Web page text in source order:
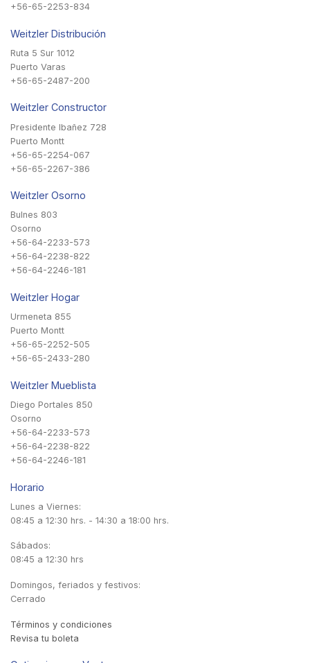
+56-65-2253-834
Weitzler Distribución
Ruta 5 Sur 1012
Puerto Varas
+56-65-2487-200
Weitzler Constructor
Presidente Ibañez 728
Puerto Montt
+56-65-2254-067
+56-65-2267-386
Weitzler Osorno
Bulnes 803
Osorno
+56-64-2233-573
+56-64-2238-822
+56-64-2246-181
Weitzler Hogar
Urmeneta 855
Puerto Montt
+56-65-2252-505
+56-65-2433-280
Weitzler Mueblista
Diego Portales 850
Osorno
+56-64-2233-573
+56-64-2238-822
+56-64-2246-181
Horario
Lunes a Viernes:
08:45 a 12:30 hrs. - 14:30 a 18:00 hrs.
Sábados:
08:45 a 12:30 hrs
Domingos, feriados y festivos:
Cerrado
Términos y condiciones
Revisa tu boleta